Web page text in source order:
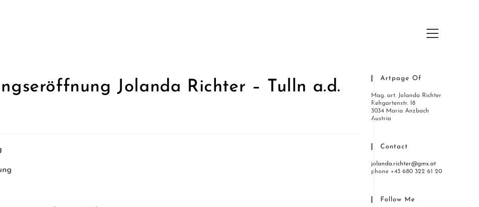
Hauptmenü
Jolanda Richter – Tulln a.d.
Artpage Of
Mag. art. Jolanda Richter
Rehgartenstr. 18
3034 Maria Anzbach
Austria
Contact
jolanda.richter@gmx.at
phone +43 680 322 61 20
Follow Me